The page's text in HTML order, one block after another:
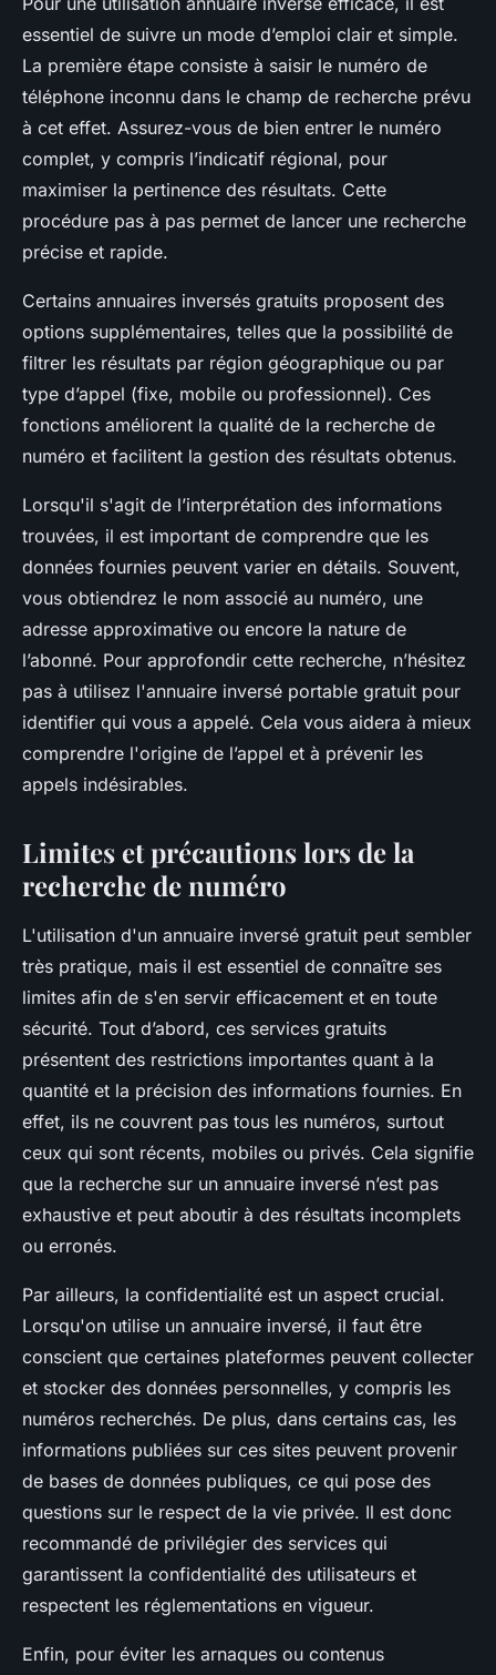
essentiel de suivre un mode d’emploi clair et simple.
La première étape consiste à saisir le numéro de
téléphone inconnu dans le champ de recherche prévu
à cet effet. Assurez-vous de bien entrer le numéro
complet, y compris l’indicatif régional, pour
maximiser la pertinence des résultats. Cette
procédure pas à pas permet de lancer une recherche
précise et rapide.
Certains annuaires inversés gratuits proposent des
options supplémentaires, telles que la possibilité de
filtrer les résultats par région géographique ou par
type d’appel (fixe, mobile ou professionnel). Ces
fonctions améliorent la qualité de la recherche de
numéro et facilitent la gestion des résultats obtenus.
Lorsqu'il s'agit de l’interprétation des informations
trouvées, il est important de comprendre que les
données fournies peuvent varier en détails. Souvent,
vous obtiendrez le nom associé au numéro, une
adresse approximative ou encore la nature de
l’abonné. Pour approfondir cette recherche, n’hésitez
pas à utilisez l'annuaire inversé portable gratuit pour
identifier qui vous a appelé. Cela vous aidera à mieux
comprendre l'origine de l’appel et à prévenir les
appels indésirables.
Limites et précautions lors de la
recherche de numéro
L'utilisation d'un annuaire inversé gratuit peut sembler
très pratique, mais il est essentiel de connaître ses
limites afin de s'en servir efficacement et en toute
sécurité. Tout d’abord, ces services gratuits
présentent des restrictions importantes quant à la
quantité et la précision des informations fournies. En
effet, ils ne couvrent pas tous les numéros, surtout
ceux qui sont récents, mobiles ou privés. Cela signifie
que la recherche sur un annuaire inversé n’est pas
exhaustive et peut aboutir à des résultats incomplets
ou erronés.
Par ailleurs, la confidentialité est un aspect crucial.
Lorsqu'on utilise un annuaire inversé, il faut être
conscient que certaines plateformes peuvent collecter
et stocker des données personnelles, y compris les
numéros recherchés. De plus, dans certains cas, les
informations publiées sur ces sites peuvent provenir
de bases de données publiques, ce qui pose des
questions sur le respect de la vie privée. Il est donc
recommandé de privilégier des services qui
garantissent la confidentialité des utilisateurs et
respectent les réglementations en vigueur.
Enfin, pour éviter les arnaques ou contenus